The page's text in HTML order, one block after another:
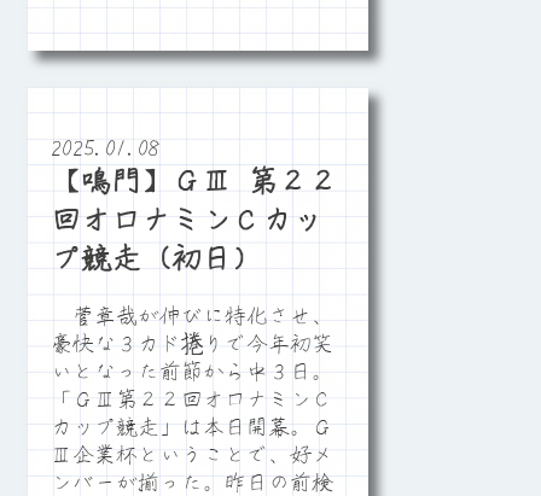
2025.01.08
【鳴門】ＧⅢ 第２２
回オロナミンＣカッ
プ競走（初日）
菅章哉が伸びに特化させ、
豪快な３カド捲りで今年初笑
いとなった前節から中３日。
「ＧⅢ第２２回オロナミンＣ
カップ競走」は本日開幕。Ｇ
Ⅲ企業杯ということで、好メ
ンバーが揃った。昨日の前検